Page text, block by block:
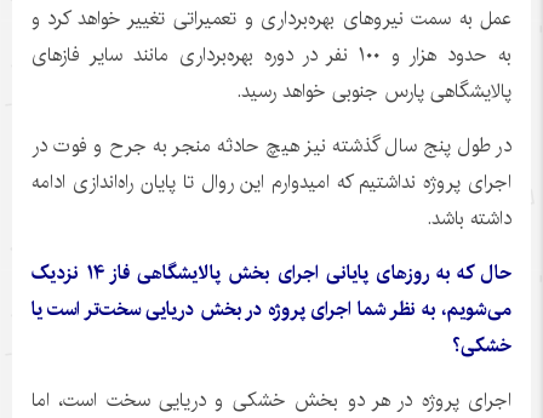
عمل به سمت نیروهای بهره‌برداری و تعمیراتی تغییر خواهد کرد و
به حدود هزار و ۱۰۰ نفر در دوره بهره‌برداری مانند سایر فازهای
پالایشگاهی پارس جنوبی خواهد رسید.
در طول پنج سال گذشته نیز هیچ حادثه منجر به جرح و فوت در
اجرای پروژه نداشتیم که امیدوارم این روال تا پایان راه‌اندازی ادامه
داشته باشد.
حال که به روزهای پایانی اجرای بخش پالایشگاهی فاز ۱۴ نزدیک
می‌شویم، به نظر شما اجرای پروژه در بخش دریایی سخت‌تر است یا
خشکی؟
اجرای پروژه در هر دو بخش خشکی و دریایی سخت است، اما